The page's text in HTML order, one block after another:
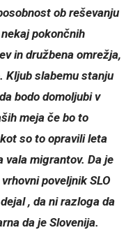
ob reševanju
pokončnih
in družbena omrežja,
Kljub slabemu stanju
bodo domoljubi v
meja če bo to
so to opravili leta
vala migrantov. Da je
poveljnik SLO
, da ni razloga da
da je Slovenija.